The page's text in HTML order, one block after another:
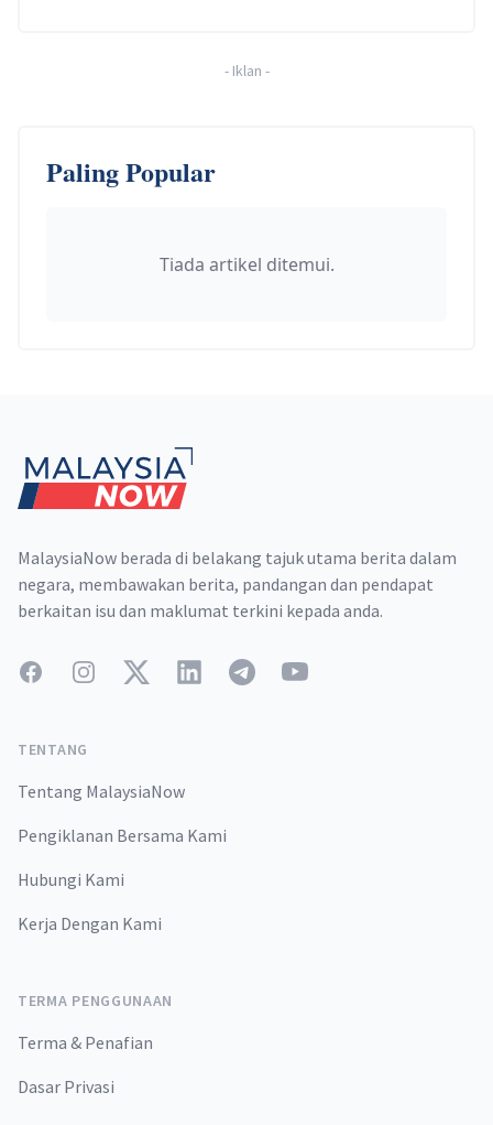
- Iklan -
Paling Popular
Tiada artikel ditemui.
MalaysiaNow berada di belakang tajuk utama berita dalam
negara, membawakan berita, pandangan dan pendapat
berkaitan isu dan maklumat terkini kepada anda.
FacebookInstagramTwitterLinkedInTelegramYouTube
TENTANG
Tentang MalaysiaNow
Pengiklanan Bersama Kami
Hubungi Kami
Kerja Dengan Kami
TERMA PENGGUNAAN
Terma & Penafian
Dasar Privasi